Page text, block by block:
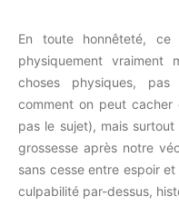
En toute honnêteté,
physiquement
choses physiques,
comment on peut cacher
pas le sujet), mais
grossesse après notre
sans cesse entre espoir
culpabilité par-dessus,